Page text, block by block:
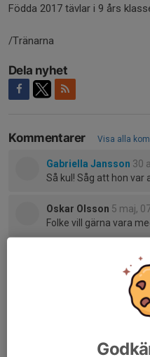
Födda 2017 tävlar i 9 års
/Tränarna
Dela nyhet
Kommentarer Visa alla
Gabriella Jansson 30
Så kul! Såg att hon var
Oskar Olsson 5 maj,
Folke vill gärna vara
5 maj,
Folke åker med bussen
Gabriella Jansson5
Kul! Då anmäler jag